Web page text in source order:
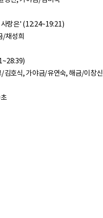
랑은' (12:24~19:21)
/채성희
김호식, 가야금/유연숙, 해금/이창신
* 총 재생시간: 28분 39초